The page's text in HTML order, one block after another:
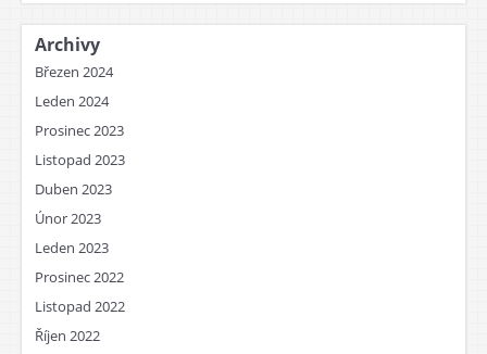
Archivy
Březen 2024
Leden 2024
Prosinec 2023
Listopad 2023
Duben 2023
Únor 2023
Leden 2023
Prosinec 2022
Listopad 2022
Říjen 2022